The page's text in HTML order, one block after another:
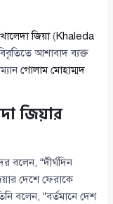
জিয়া(Khaleda
আশাবাদ ব্যক্ত
গোলাম মোহাম্মদ
জিয়ার
বলেন, “দীর্ঘদিন
দেশে ফেরাকে
বলেন, “বর্তমানে দেশ